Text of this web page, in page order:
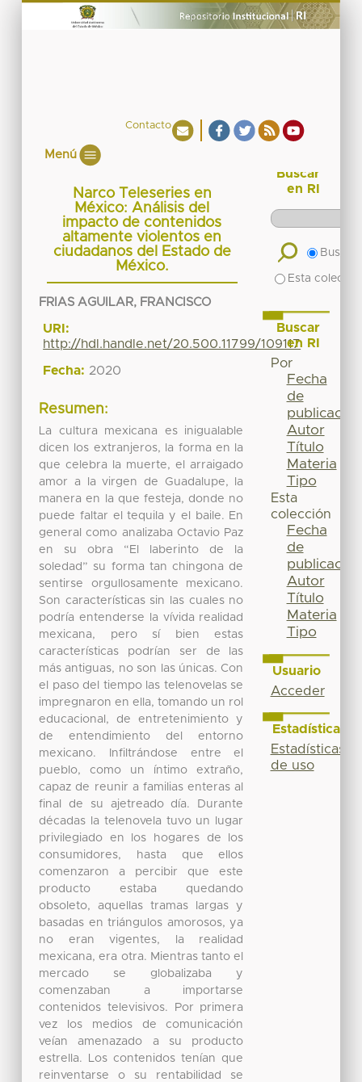
Contacto
Menú
Narco Teleseries en
México: Análisis del
impacto de contenidos
altamente violentos en
ciudadanos del Estado de
México.
FRIAS AGUILAR, FRANCISCO
URI:
http://hdl.handle.net/20.500.11799/109117
Fecha: 2020
Resumen:
La cultura mexicana es inigualable
dicen los extranjeros, la forma en la
que celebra la muerte, el arraigado
amor a la virgen de Guadalupe, la
manera en la que festeja, donde no
puede faltar el tequila y el baile. En
general como analizaba Octavio Paz
en su obra “El laberinto de la
soledad” su forma tan chingona de
sentirse orgullosamente mexicano.
Son características sin las cuales no
podría entenderse la vívida realidad
mexicana, pero sí bien estas
características podrían ser de las
más antiguas, no son las únicas. Con
el paso del tiempo las telenovelas se
impregnaron en ella, tomando un rol
educacional, de entretenimiento y
de entendimiento del entorno
mexicano. Infiltrándose entre el
pueblo, como un íntimo extraño,
capaz de reunir a familias enteras al
final de su ajetreado día. Durante
décadas la telenovela tuvo un lugar
privilegiado en los hogares de los
consumidores, hasta que ellos
comenzaron a percibir que este
producto estaba quedando
obsoleto, aquellas tramas largas y
basadas en triángulos amorosos, ya
no eran vigentes, la realidad
mexicana, era otra. Mientras tanto el
mercado se globalizaba y
comenzaban a importarse
contenidos televisivos. Por primera
vez los medios de comunicación
veían amenazado a su producto
estrella. Los contenidos tenían que
reinventarse o su rentabilidad se
Buscar
en RI
Buscar
Esta
Buscar
en RI
Por
Fecha
de
publicación
Autor
Título
Materia
Tipo
Esta
colección
Fecha
de
publicación
Autor
Título
Materia
Tipo
Usuario
Acceder
Estadísticas
Estadísticas
de uso